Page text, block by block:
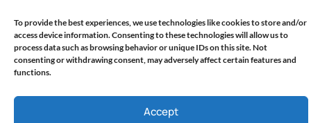
To provide the best experiences, we use technologies like cookies to store and/or
access device information. Consenting to these technologies will allow us to
process data such as browsing behavior or unique IDs on this site. Not
consenting or withdrawing consent, may adversely affect certain features and
functions.
Accept
Η Ομάδα μας
Επικοινωνία